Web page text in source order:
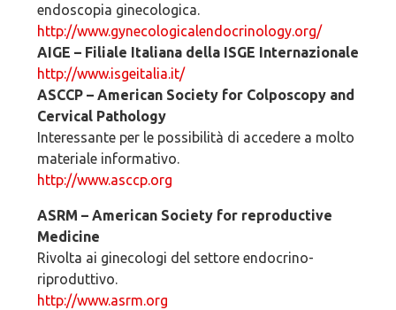
endoscopia ginecologica.
http://www.gynecologicalendocrinology.org/
AIGE – Filiale Italiana della ISGE Internazionale
http://www.isgeitalia.it/
ASCCP – American Society for Colposcopy and
Cervical Pathology
Interessante per le possibilità di accedere a molto
materiale informativo.
http://www.asccp.org
ASRM – American Society for reproductive
Medicine
Rivolta ai ginecologi del settore endocrino-
riproduttivo.
http://www.asrm.org